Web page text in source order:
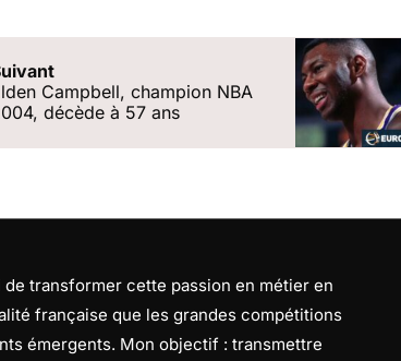
Campbell, champion NBA
décède à 57 ans
transformer cette passion en métier en
française que les grandes compétitions
émergents. Mon objectif : transmettre